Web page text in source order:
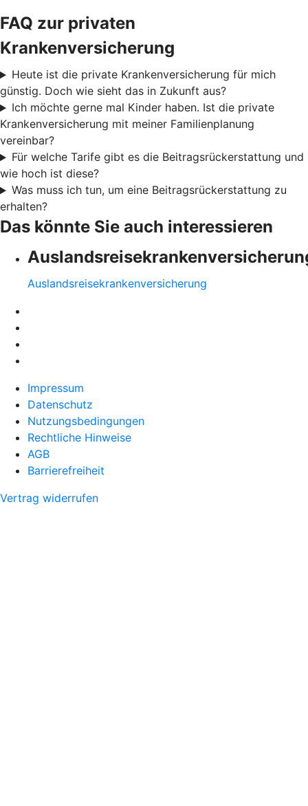
FAQ zur privaten
Krankenversicherung
Heute ist die private Krankenversicherung für mich
günstig. Doch wie sieht das in Zukunft aus?
Ich möchte gerne mal Kinder haben. Ist die private
Krankenversicherung mit meiner Familienplanung
vereinbar?
Für welche Tarife gibt es die Beitragsrückerstattung und
wie hoch ist diese?
Was muss ich tun, um eine Beitragsrückerstattung zu
erhalten?
Das könnte Sie auch interessieren
Auslandsreisekrankenversicherung
Impressum
Datenschutz
Nutzungsbedingungen
Rechtliche Hinweise
AGB
Barrierefreiheit
Vertrag widerrufen